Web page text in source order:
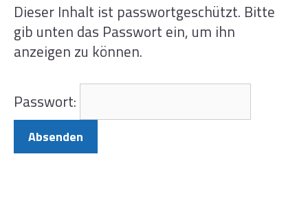
Dieser Inhalt ist passwortgeschützt. Bitte
gib unten das Passwort ein, um ihn
anzeigen zu können.
Passwort: